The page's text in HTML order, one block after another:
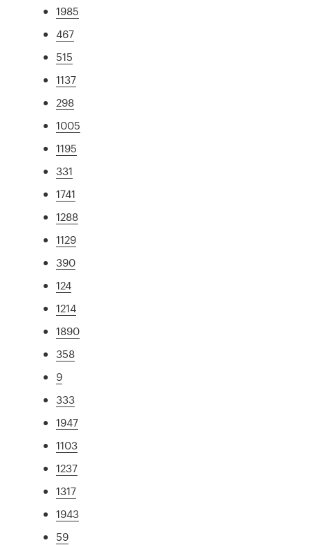
1985
467
515
1137
298
1005
1195
331
1741
1288
1129
390
124
1214
1890
358
9
333
1947
1103
1237
1317
1943
59